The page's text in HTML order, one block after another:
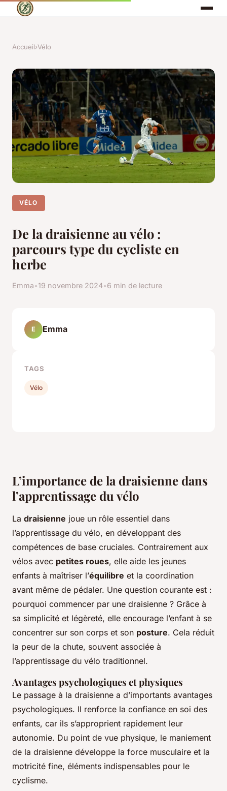
Accueil›Vélo
VÉLO
De la draisienne au vélo :
parcours type du cycliste en
herbe
Emma•19 novembre 2024•6 min de lecture
L’importance de la draisienne dans
l’apprentissage du vélo
La draisienne joue un rôle essentiel dans
l’apprentissage du vélo, en développant des
compétences de base cruciales. Contrairement aux
vélos avec petites roues, elle aide les jeunes
enfants à maîtriser l’équilibre et la coordination
avant même de pédaler. Une question courante est :
pourquoi commencer par une draisienne ? Grâce à
sa simplicité et légèreté, elle encourage l’enfant à se
concentrer sur son corps et son posture. Cela réduit
la peur de la chute, souvent associée à
l’apprentissage du vélo traditionnel.
Avantages psychologiques et physiques
Le passage à la draisienne a d’importants avantages
psychologiques. Il renforce la confiance en soi des
enfants, car ils s’approprient rapidement leur
autonomie. Du point de vue physique, le maniement
de la draisienne développe la force musculaire et la
motricité fine, éléments indispensables pour le
cyclisme.
E Emma
TAGS
Vélo